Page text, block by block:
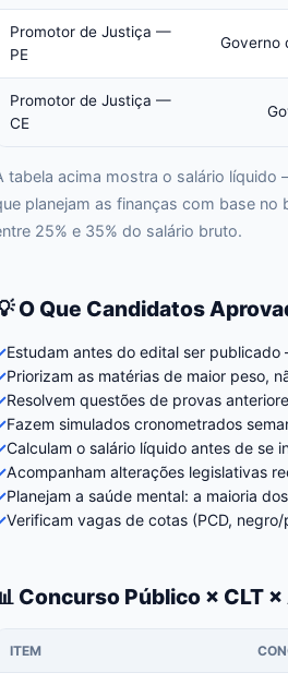
Promotor de Justiça —
PE
Governo
Promotor de Justiça —
CE
tabela acima mostra o salário líquido
planejam as finanças com base
25% e 35% do salário bruto.
O Que Candidatos
Estudam antes do edital ser
Priorizam as matérias de maior peso,
Resolvem questões de provas
Fazem simulados cronometrados
Calculam o salário líquido antes de
Acompanham alterações legislativas
Planejam a saúde mental: a maioria
Verificam vagas de cotas (PCD,
Concurso Público × CLT
ITEM